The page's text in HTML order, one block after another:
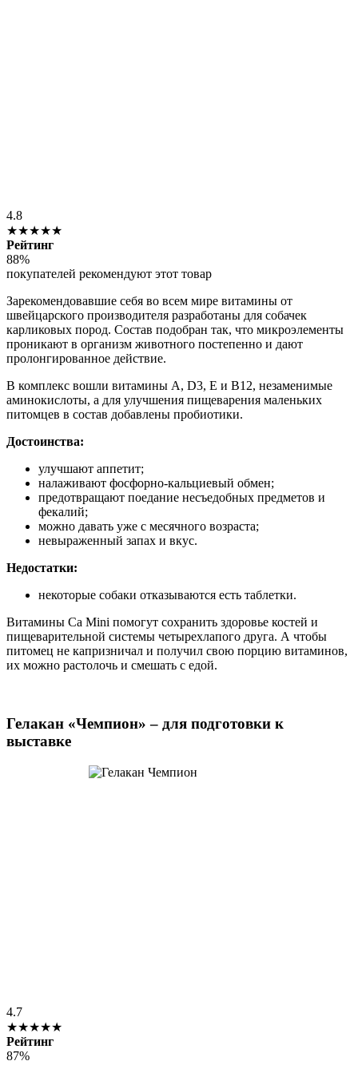
4.8
★★★★★
Рейтинг
88%
покупателей рекомендуют этот товар
Зарекомендовавшие себя во всем мире витамины от
швейцарского производителя разработаны для собачек
карликовых пород. Состав подобран так, что микроэлементы
проникают в организм животного постепенно и дают
пролонгированное действие.
В комплекс вошли витамины А, D3, E и B12, незаменимые
аминокислоты, а для улучшения пищеварения маленьких
питомцев в состав добавлены пробиотики.
Достоинства:
улучшают аппетит;
налаживают фосфорно-кальциевый обмен;
предотвращают поедание несъедобных предметов и
фекалий;
можно давать уже с месячного возраста;
невыраженный запах и вкус.
Недостатки:
некоторые собаки отказываются есть таблетки.
Витамины Ca Mini помогут сохранить здоровье костей и
пищеварительной системы четырехлапого друга. А чтобы
питомец не капризничал и получил свою порцию витаминов,
их можно растолочь и смешать с едой.
Гелакан «Чемпион» – для подготовки к
выставке
4.7
★★★★★
Рейтинг
87%